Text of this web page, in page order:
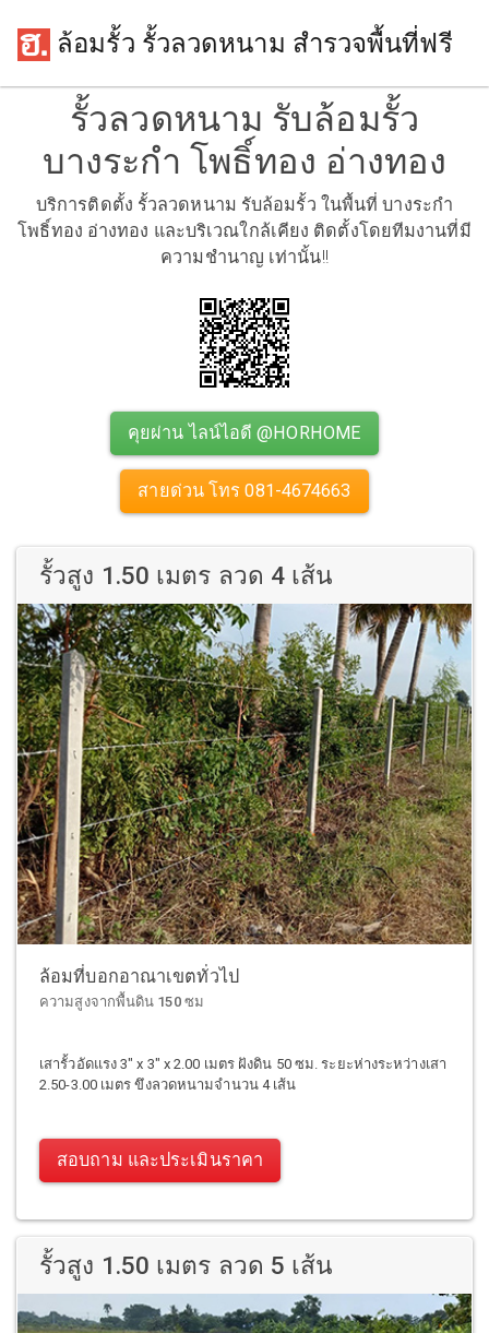
ล้อมรั้ว รั้วลวดหนาม สำรวจพื้นที่ฟรี
รั้วลวดหนาม รับล้อมรั้ว
บางระกำ โพธิ์ทอง อ่างทอง
บริการติดตั้ง รั้วลวดหนาม รับล้อมรั้ว ในพื้นที่ บางระกำ
โพธิ์ทอง อ่างทอง และบริเวณใกล้เคียง ติดตั้งโดยทีมงานที่มี
ความชำนาญ เท่านั้น!!
คุยผ่าน ไลน์ไอดี @HORHOME
สายด่วน โทร 081-4674663
รั้วสูง 1.50 เมตร ลวด 4 เส้น
ล้อมที่บอกอาณาเขตทั่วไป
ความสูงจากพื้นดิน 150 ซม
เสารั้วอัดแรง 3" x 3" x 2.00 เมตร ฝังดิน 50 ซม. ระยะห่างระหว่างเสา
2.50-3.00 เมตร ขึงลวดหนามจำนวน 4 เส้น
สอบถาม และประเมินราคา
รั้วสูง 1.50 เมตร ลวด 5 เส้น